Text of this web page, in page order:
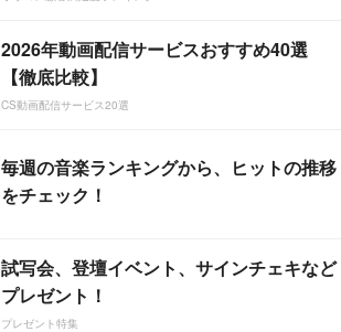
2026年動画配信サービスおすすめ40選
【徹底比較】
CS動画配信サービス20選
毎週の音楽ランキングから、ヒットの推移
をチェック！
試写会、登壇イベント、サインチェキなど
プレゼント！
プレゼント特集